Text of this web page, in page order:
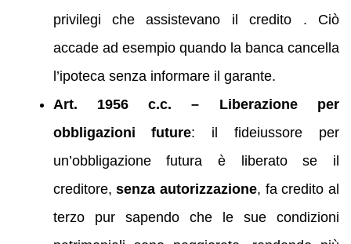
privilegi che assistevano il credito . Ciò
accade ad esempio quando la banca cancella
l’ipoteca senza informare il garante.
Art. 1956 c.c. – Liberazione per
obbligazioni future: il fideiussore per
un’obbligazione futura è liberato se il
creditore,senza autorizzazione, fa credito al
terzo pur sapendo che le sue condizioni